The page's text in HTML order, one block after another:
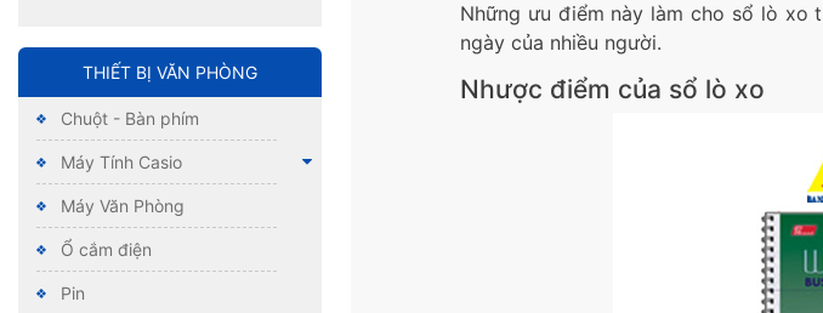
THIẾT BỊ VĂN PHÒNG
Chuột - Bàn phím
Máy Tính Casio
Máy Văn Phòng
Ổ cắm điện
Pin
Những ưu điểm này làm cho sổ lò xo
ngày của nhiều người.
Nhược điểm của sổ lò xo